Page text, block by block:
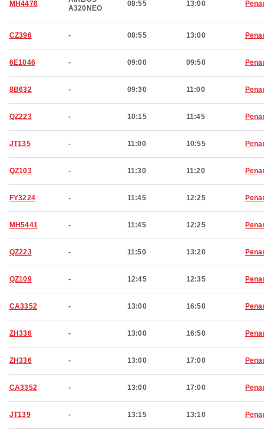
MH4476
A320NEO
08:55 13:00
CZ396 - 08:55 13:00
6E1046 - 09:00 09:50
8B632 - 09:30 11:00
QZ223 - 10:15 11:45
JT135 - 11:00 10:55
QZ103 - 11:30 11:20
FY3224 - 11:45 12:25
MH5441 - 11:45 12:25
QZ223 - 11:50 13:20
QZ109 - 12:45 12:35
CA3352 - 13:00 16:50
ZH336 - 13:00 16:50
ZH336 - 13:00 17:00
CA3352 - 13:00 17:00
JT139 - 13:15 13:10